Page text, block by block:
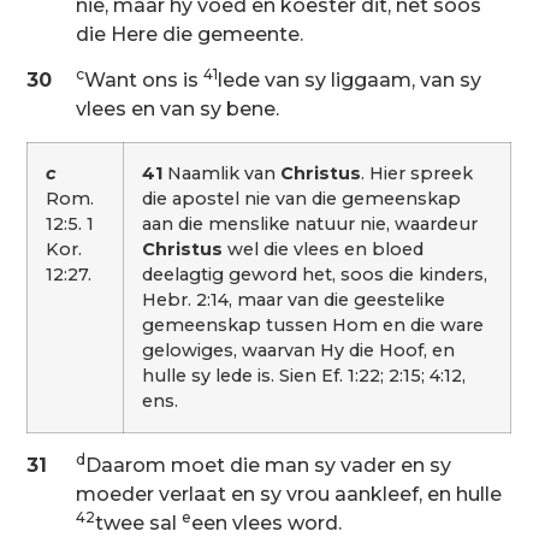
nie, maar hy voed en koester dit, net soos
die Here die gemeente.
30 cWant ons is 41 lede van sy liggaam, van sy
vlees en van sy bene.
c
Rom.
12:5. 1
Kor.
12:27.
41 Naamlik van Christus. Hier spreek
die apostel nie van die gemeenskap
aan die menslike natuur nie, waardeur
Christus wel die vlees en bloed
deelagtig geword het, soos die kinders,
Hebr. 2:14, maar van die geestelike
gemeenskap tussen Hom en die ware
gelowiges, waarvan Hy die Hoof, en
hulle sy lede is. Sien Ef. 1:22; 2:15; 4:12,
ens.
31 d Daarom moet die man sy vader en sy
moeder verlaat en sy vrou aankleef, en hulle
42twee sal eeen vlees word.